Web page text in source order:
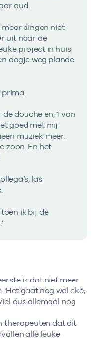
oud.
dingen niet
uit naar de
project in huis
dagje weg plande
douche en, 1 van
goed met mij
muziek meer.
zoon. En het
las
ik bij de
is dat niet meer
'Het gaat nog wel oké,
dus allemaal nog
therapeuten dat dit
alle leuke